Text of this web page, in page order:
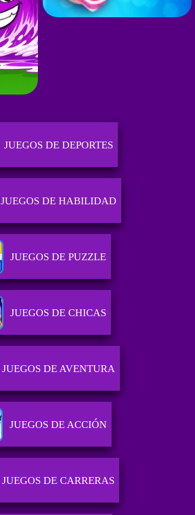
JUEGOS DE DEPORTES
JUEGOS DE HABILIDAD
JUEGOS DE PUZZLE
JUEGOS DE CHICAS
JUEGOS DE AVENTURA
JUEGOS DE ACCIÓN
JUEGOS DE CARRERAS